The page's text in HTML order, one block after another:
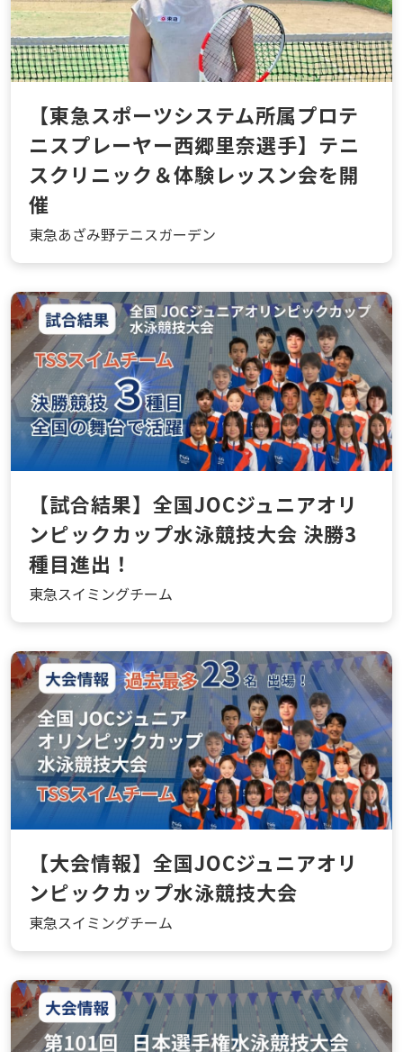
【東急スポーツシステム所属プロテ
ニスプレーヤー西郷里奈選手】テニ
スクリニック＆体験レッスン会を開
催
東急あざみ野テニスガーデン
【試合結果】全国JOCジュニアオリ
ンピックカップ水泳競技大会 決勝3
種目進出！
東急スイミングチーム
【大会情報】全国JOCジュニアオリ
ンピックカップ水泳競技大会
東急スイミングチーム